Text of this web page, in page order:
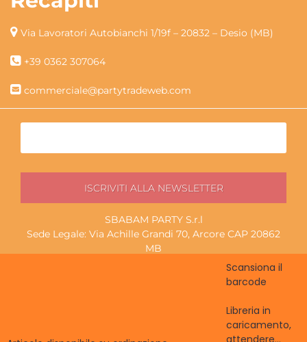
Scansiona il
barcode
Libreria in
caricamento,
attendere...
Via Lavoratori Autobianchi 1/19f – 20832 – Desio (MB)
+39 0362 307064
commerciale@partytradeweb.com
SBABAM PARTY S.r.l
Sede Legale: Via Achille Grandi 70, Arcore CAP 20862
MB
Magazzino ritiro: Via Lavoratori Autobianchi 1/19f, Desio